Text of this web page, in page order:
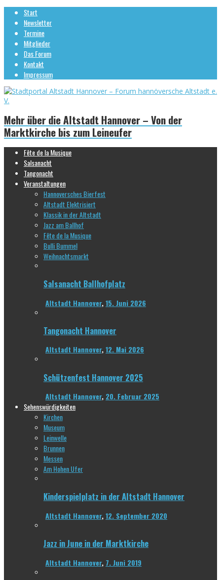
Start
Newsletter
Termine
Mitglieder
Das Forum
Kontakt
Impressum
Mehr über die Altstadt Hannover – Von der
Marktkirche bis zum Leineufer
Fête de la Musique
Salsanacht
Tangonacht
Veranstaltungen
Hannoversches Bierfest
Altstadt Elektrisiert
Klassik in der Altstadt
Jazz am Ballhof
Fête de la Musique
Bulli Bummel
Weihnachtsmarkt
Salsanacht Ballhofplatz
Altstadt Hannover,15. Juni 2026
Tangonacht Hannover
Altstadt Hannover,12. Mai 2026
Schützenfest Hannover 2025
Altstadt Hannover, 20. Februar 2025
Sehenswürdigkeiten
Kirchen
Museum
Leinwelle
Brunnen
Messen
Am Hohen Ufer
Kinderspielplatz in der Altstadt Hannover
Altstadt Hannover,12. September 2020
Jazz in June in der Marktkirche
Altstadt Hannover, 7. Juni 2019